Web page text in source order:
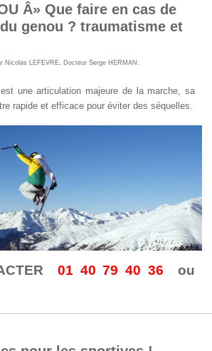
Â» Que faire en cas de
genou ? traumatisme et
Nicolas LEFEVRE, Docteur Serge HERMAN .
une articulation majeure de la marche, sa
rapide et efficace pour éviter des séquelles.
01 40 79 40 36 ou